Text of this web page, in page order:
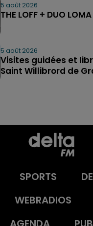
5 août 2026
THE LOFF + DUO LOMA
5 août 2026
Visites guidées et
Saint Willibrord de
SPORTS
WEBRADIOS